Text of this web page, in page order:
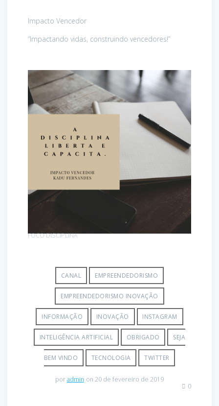
Impacto Vencedor
“Impactando vidas, construindo vencedores!”
FOCO DISCIPLINA
CANAL EMPREENDEDORISMO
EMPREENDEDORISMO INOVAÇÃO
INFORMAÇÃO INOVAÇÃO INSTAGRAM
INTELIGÊNCIA ARTIFICIAL OBRIGADO SEJA
BEM VINDO TECNOLOGIA TWITTER
poradmin on 20 de fevereiro de 2019
0